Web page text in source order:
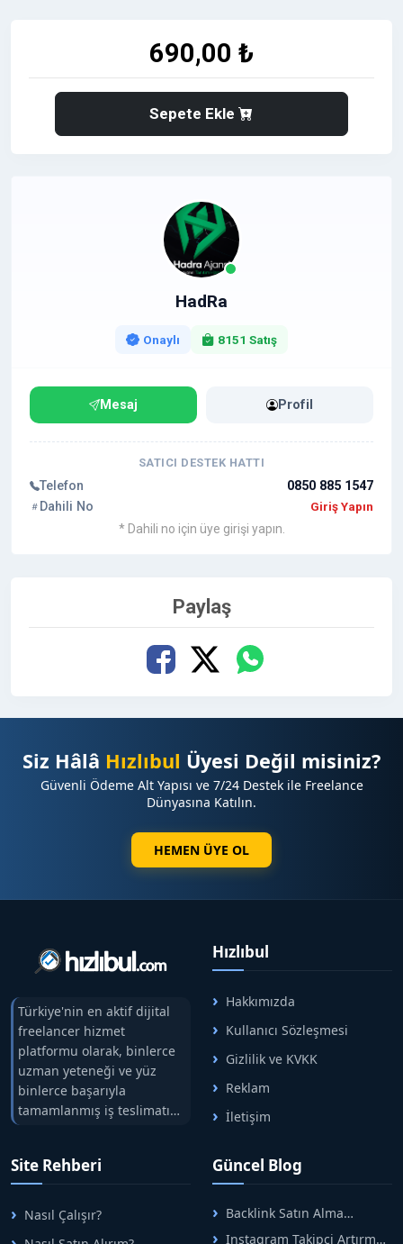
sürece süresiz olarak yayınlanmaktadır.
Bahis, Kumar, Esc, XYZ, İllegal Ürün satışı vb. içerikli
siteler için çalışma yapılmamaktadır.
tarafınıza dönüş sağlamaktayız.
Diğer Kaliteli Sitelerden Tanıtım Yazısı İlanlara Profil
Sayfam'dan ulaşabilirsiniz.
https://www.hizlibul.com/profil/hadra/satislar/#satis
690,00 ₺
Sepete Ekle
HadRa
Onaylı 8151 Satış
Mesaj Profil
SATICI DESTEK HATTI
Telefon
0850 885 1547
Dahili No
Giriş Yapın
* Dahili no için üye girişi yapın.
Paylaş
Siz Hâlâ Hızlıbul Üyesi Değil misiniz?
Güvenli Ödeme Alt Yapısı ve 7/24 Destek ile Freelance
Dünyasına Katılın.
HEMEN ÜYE OL
Türkiye'nin en aktif dijital
freelancer hizmet
platformu olarak, binlerce
uzman yeteneği ve yüz
binlerce başarıyla
tamamlanmış iş teslimatını
tek çatıda buluşturuyoruz.
arasındaki süreci risksiz
alışveriş sistemi ile koruyan
ticaretin güvenli
adreslerinden birisidir.
Hızlıbul
Hakkımızda
Kullanıcı Sözleşmesi
Gizlilik ve KVKK
Reklam
İletişim
Site Rehberi
Nasıl Çalışır?
Güncel Blog
Backlink Satın Alma
Rehberi: Güvenli SEO İçin
Instagram Takipçi Artırma